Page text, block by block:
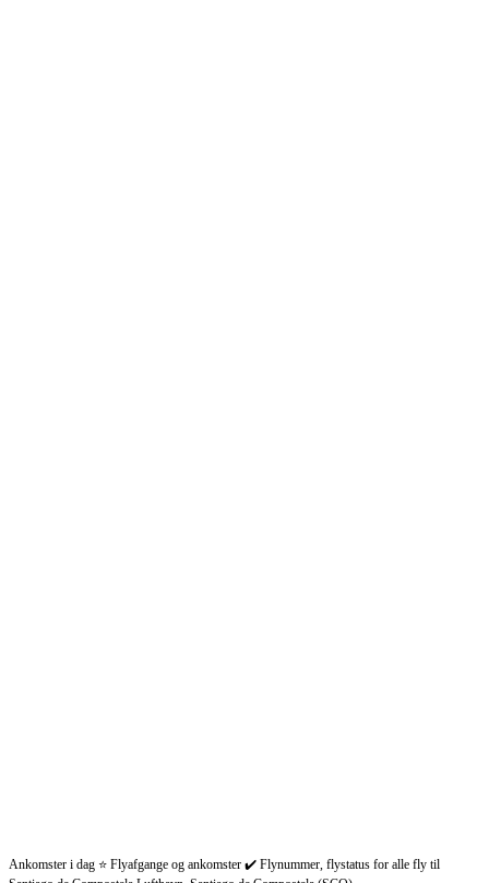
Ankomster i dag ⭐ Flyafgange og ankomster ✔️ Flynummer, flystatus for alle fly til